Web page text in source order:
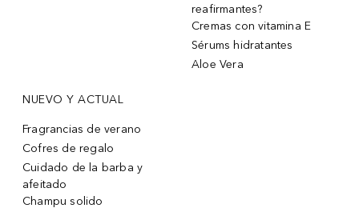
reafirmantes?
Cremas con vitamina E
Sérums hidratantes
Aloe Vera
NUEVO Y ACTUAL
Fragrancias de verano
Cofres de regalo
Cuidado de la barba y
afeitado
Champu solido